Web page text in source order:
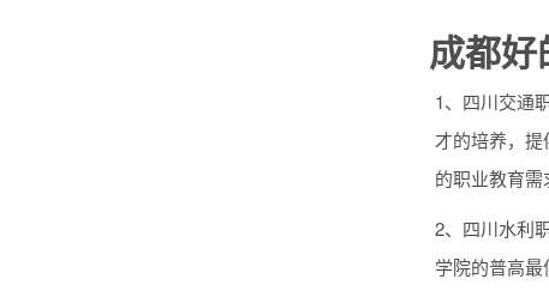
成都
1、四川交通
才的培养，
的职业教育需
2、四川水利
学院的普高